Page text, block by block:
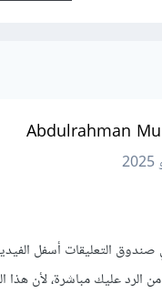
Abdulrahman
التعليقات أسفل
الرد عليك مباشرة، لأن هذا